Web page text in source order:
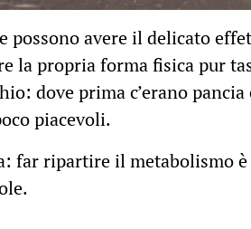
possono avere il delicato
la propria forma fisica pur
dove prima c’erano
piacevoli.
far ripartire il metabolismo